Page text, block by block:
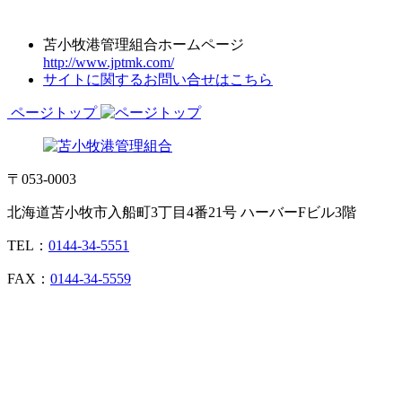
苫小牧港管理組合ホームページ
http://www.jptmk.com/
サイトに関するお問い合せはこちら
ページトップ
〒053-0003
北海道苫小牧市入船町3丁目4番21号 ハーバーFビル3階
TEL： 0144-34-5551
FAX： 0144-34-5559